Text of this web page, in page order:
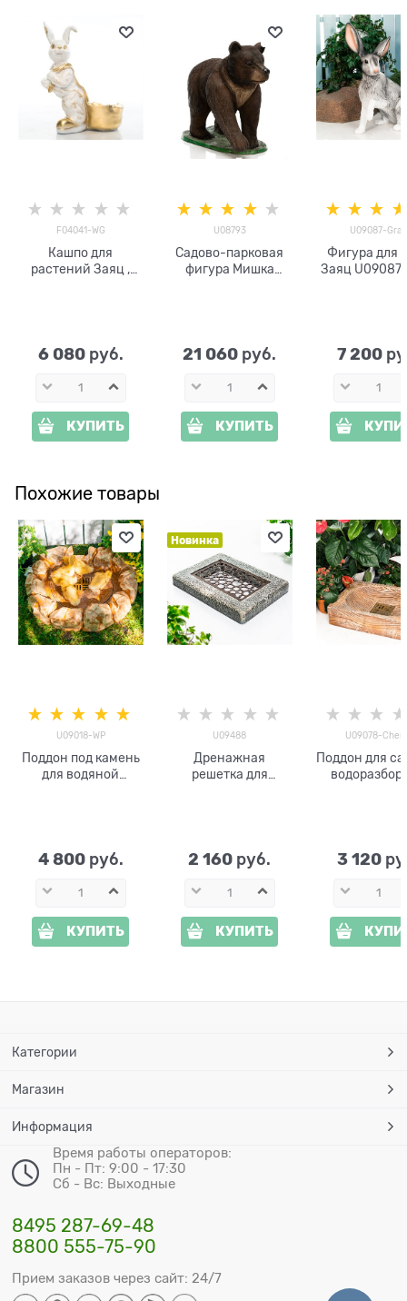
F04041-WG
Кашпо для
растений Заяц ,
6 080 руб.
КУПИТЬ
U08793
Садово-парковая
фигура Мишка
21 060 руб.
КУПИТЬ
U09087-Gray
Фигура для
Заяц
7 200
Похожие товары
U09018-WP
Поддон под камень
для водяной
4 800 руб.
КУПИТЬ
Новинка
U09488
Дренажная
решетка для
металл
2 160 руб.
КУПИТЬ
U09078-
Поддон для
3 120
Категории
Магазин
Информация
Время работы операторов:
Пн - Пт: 9:00 - 17:30
Сб - Вс: Выходные
8495 287-69-48
8800 555-75-90
Прием заказов через сайт: 24/7